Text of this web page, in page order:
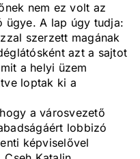
nem ez volt az
ügye. A lap úgy tudja:
szerzett magának
azt a sajtot
a helyi üzem
loptak ki a
a városvezető
lobbizó
képviselővel